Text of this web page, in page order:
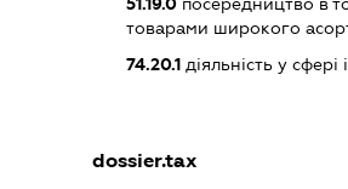
товарами широкого
74.20.1діяльність у сфері
dossier.tax